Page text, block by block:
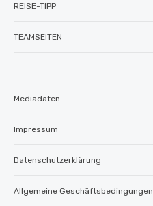
REISE-TIPP
TEAMSEITEN
————
Mediadaten
Impressum
Datenschutzerklärung
Allgemeine Geschäftsbedingungen